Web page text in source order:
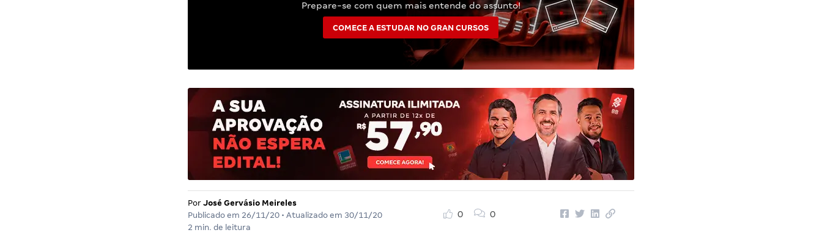
Prepare-se com quem mais entende do assunto!
COMECE A ESTUDAR NO GRAN CURSOS
Por José Gervásio Meireles
Publicado em 26/11/20• Atualizado em 30/11/20
2 min. de leitura
0 0